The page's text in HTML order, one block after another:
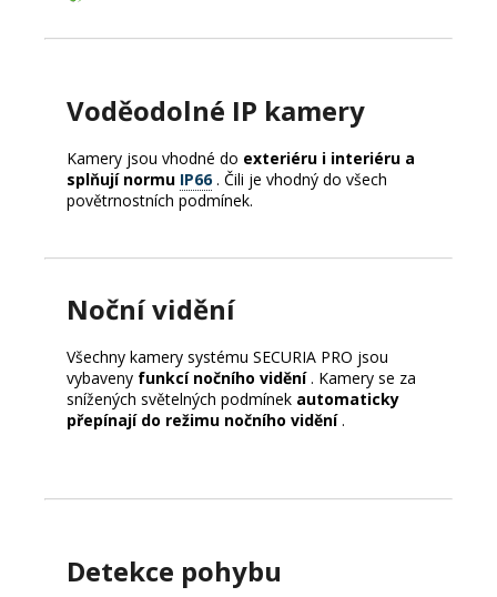
Voděodolné IP kamery
Kamery jsou vhodné do exteriéru i interiéru a
splňují normu IP66. Čili je vhodný do všech
povětrnostních podmínek.
Noční vidění
Všechny kamery systému SECURIA PRO jsou
vybaveny funkcí nočního vidění. Kamery se za
snížených světelných podmínek automaticky
přepínají do režimu nočního vidění.
Detekce pohybu